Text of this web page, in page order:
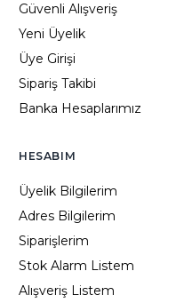
Güvenli Alışveriş
Yeni Üyelik
Üye Girişi
Sipariş Takibi
Banka Hesaplarımız
HESABIM
Üyelik Bilgilerim
Adres Bilgilerim
Siparişlerim
Stok Alarm Listem
Alışveriş Listem